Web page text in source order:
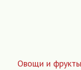
Овощи и фрукты